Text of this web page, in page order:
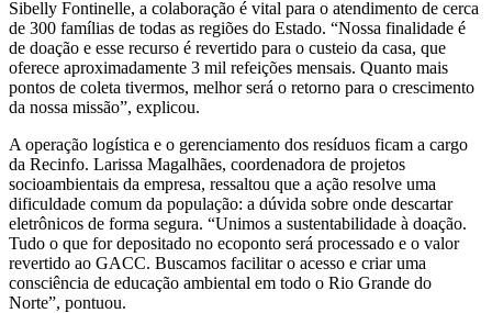
Sibelly Fontinelle, a colaboração é vital para o atendimento de cerca
de 300 famílias de todas as regiões do Estado. “Nossa finalidade é
de doação e esse recurso é revertido para o custeio da casa, que
oferece aproximadamente 3 mil refeições mensais. Quanto mais
pontos de coleta tivermos, melhor será o retorno para o crescimento
da nossa missão”, explicou.
A operação logística e o gerenciamento dos resíduos ficam a cargo
da Recinfo. Larissa Magalhães, coordenadora de projetos
socioambientais da empresa, ressaltou que a ação resolve uma
dificuldade comum da população: a dúvida sobre onde descartar
eletrônicos de forma segura. “Unimos a sustentabilidade à doação.
Tudo o que for depositado no ecoponto será processado e o valor
revertido ao GACC. Buscamos facilitar o acesso e criar uma
consciência de educação ambiental em todo o Rio Grande do
Norte”, pontuou.